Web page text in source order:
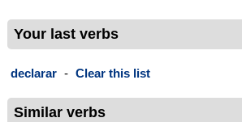
Your last verbs
declarar - Clear this list
Similar verbs